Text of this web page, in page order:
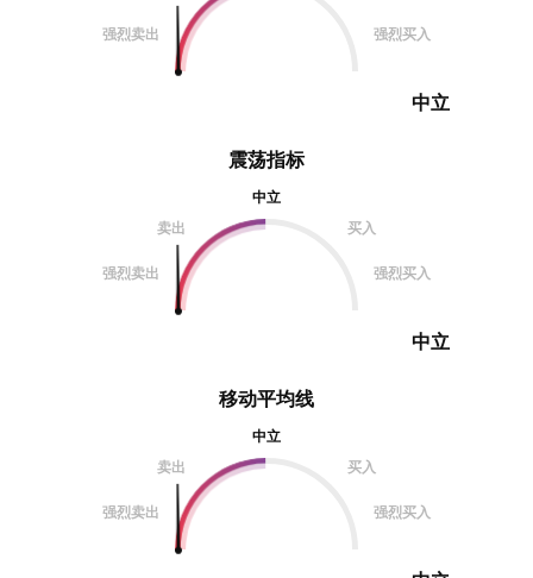
性，而非启动新的
震荡指标
中立
卖出
买入
强烈卖出 强烈买入
中立
强烈卖出 强烈买入
中立
移动平均线
中立
卖出
买入
强烈卖出 强烈买入